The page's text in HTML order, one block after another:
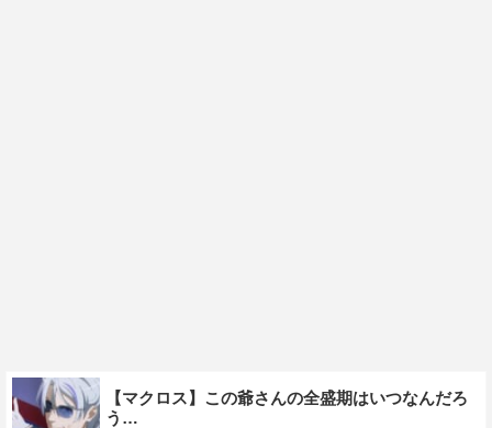
【マクロス】この爺さんの全盛期はいつなんだろ
う…